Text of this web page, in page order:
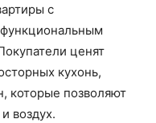
с
ценят
кухонь,
которые позволяют
воздух.